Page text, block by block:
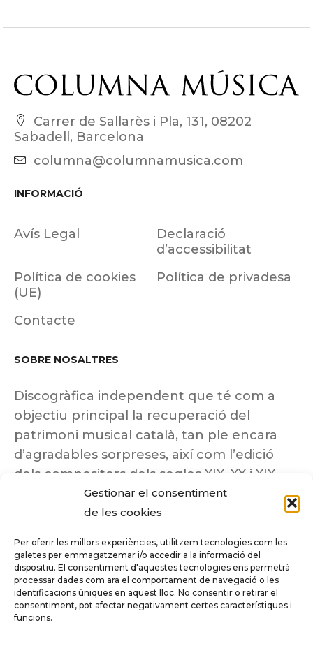
Gestionar el consentiment
de les cookies
Per oferir les millors experiències, utilitzem tecnologies com les
galetes per emmagatzemar i/o accedir a la informació del
dispositiu. El consentiment d'aquestes tecnologies ens permetrà
processar dades com ara el comportament de navegació o les
identificacions úniques en aquest lloc. No consentir o retirar el
consentiment, pot afectar negativament certes característiques i
funcions.
Carrer de Sallarès i Pla, 131, 08202
Sabadell, Barcelona
columna@columnamusica.com
INFORMACIÓ
Avís Legal
Declaració
d’accessibilitat
Política de cookies
(UE)
Política de privadesa
Contacte
SOBRE NOSALTRES
Discogràfica independent que té com a
objectiu principal la recuperació del
patrimoni musical català, tan ple encara
d’agradables sorpreses, així com l’edició
dels compositors dels segles XIX, XX i XIX
insuficientment coneguts.
Tots els drets reservats a ©Columna
Música.